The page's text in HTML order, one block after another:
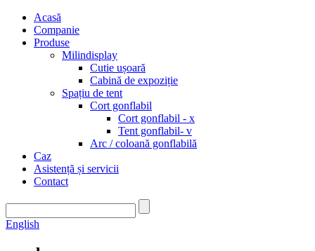
Acasă
Companie
Produse
Milindisplay
Cutie ușoară
Cabină de expoziție
Spațiu de tent
Cort gonflabil
Cort gonflabil - x
Tent gonflabil- v
Arc / coloană gonflabilă
Caz
Asistență și servicii
Contact
English